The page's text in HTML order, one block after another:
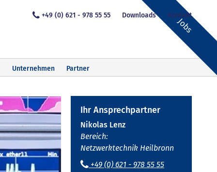
Jobs
+49 (0) 621 - 978 55 55 Downloads Kontakt
Unternehmen Partner
Ihr Ansprechpartner
Nikolas Lenz
Bereich:
Netzwerktechnik Heilbronn
+49 (0) 621 - 978 55 55